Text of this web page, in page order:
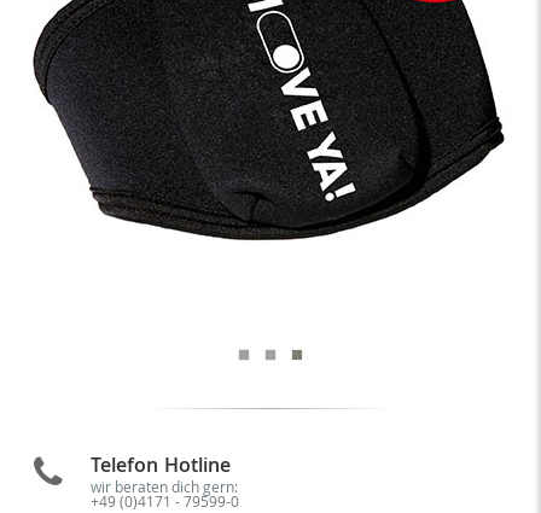
Telefon Hotline
wir beraten dich gern:
+49 (0)4171 - 79599-0